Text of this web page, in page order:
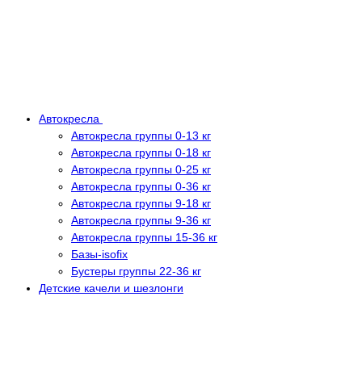
Автокресла
Автокресла группы 0-13 кг
Автокресла группы 0-18 кг
Автокресла группы 0-25 кг
Автокресла группы 0-36 кг
Автокресла группы 9-18 кг
Автокресла группы 9-36 кг
Автокресла группы 15-36 кг
Базы-isofix
Бустеры группы 22-36 кг
Детские качели и шезлонги